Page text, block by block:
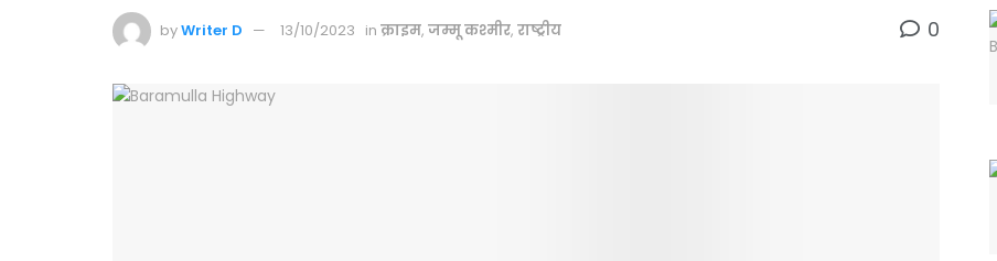
byWriter D 13/10/2023 in क्राइम, जम्मू कश्मीर, राष्ट्रीय 0